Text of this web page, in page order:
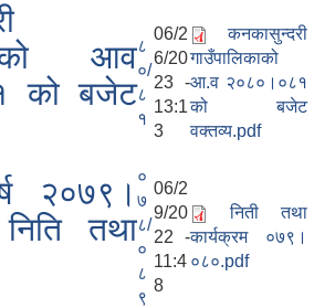
आव
को बजेट
८
०/
८
१
06/2
6/20
23 -
13:1
3
कनकासुन्दरी
गाउँपालिकाको
आ.व २०८०।०८१
को बजेट
वक्तव्य.pdf
२०७९।
तथा
०
७
८/
०
८
९
06/2
9/20
22 -
11:4
8
निती तथा
कार्यक्रम ०७९।
०८०.pdf